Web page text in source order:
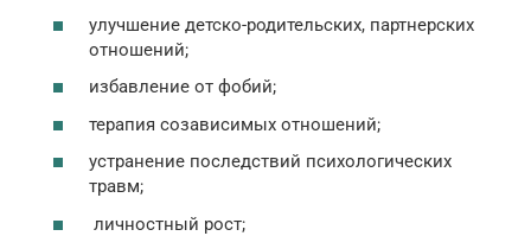
улучшение детско-родительских, партнерских
отношений;
избавление от фобий;
терапия созависимых отношений;
устранение последствий психологических
травм;
личностный рост;